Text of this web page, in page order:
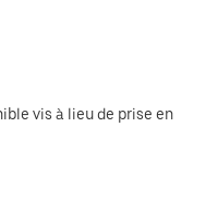
vis à lieu de prise en